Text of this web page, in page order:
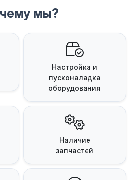
мы?
Настройка и
пусконаладка
оборудования
Наличие
запчастей